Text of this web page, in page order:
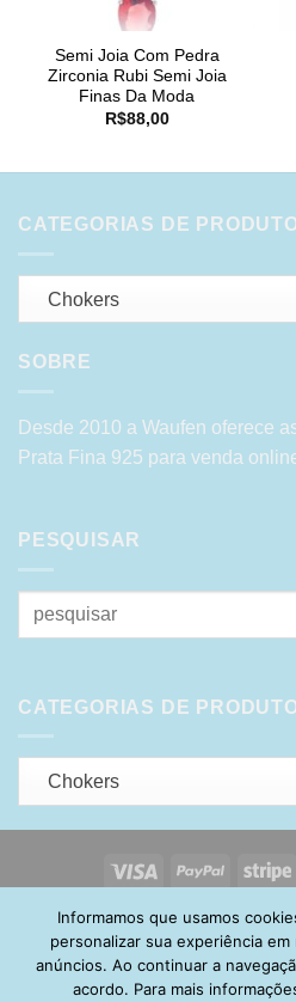
Semi Joia Com Pedra
Zirconia Rubi Semi Joia
Finas Da Moda
R$88,00
CATEGORIAS DE
Chokers
SOBRE
Desde 2010 a Waufen oferece
Prata Fina 925 para venda
PESQUISAR
Pesquisar
por:
CATEGORIAS DE
Chokers
Visa PayPal
HOME SOBRE POLÍTICA DE
TROCA E DEVOLUÇÃO
MINHA CONTA
Informamos que usamos
personalizar sua experiência
anúncios. Ao continuar a
acordo. Para mais